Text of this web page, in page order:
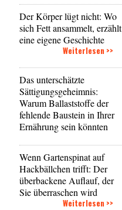
Der Körper lügt nicht: Wo
sich Fett ansammelt, erzählt
eine eigene Geschichte
Weiterlesen >>
Das unterschätzte
Sättigungsgeheimnis:
Warum Ballaststoffe der
fehlende Baustein in Ihrer
Ernährung sein könnten
Wenn Gartenspinat auf
Hackbällchen trifft: Der
überbackene Auflauf, der
Sie überraschen wird
Weiterlesen >>